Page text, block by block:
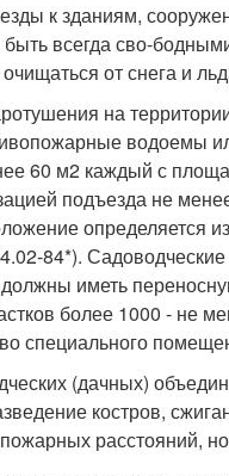
к зданиям,
всегда сво-
от снега и
на
водоемы
60 м2 каждый с
подъезда не
определяется
84*).
иметь
более 1000 - не
специального
(дачных)
костров,
расстояний,